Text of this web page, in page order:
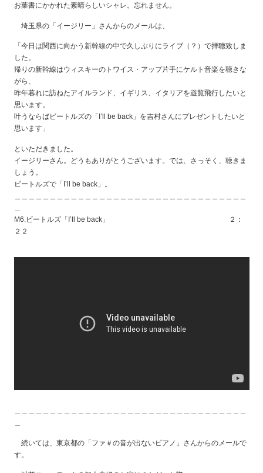
お葉書にかかれた素晴らしいシャレ。忘れません。
埼玉県の「イージリー」さんからのメールは、
「今日は関西に向かう新幹線の中で久しぶりにライブ（？）で拝聴致しま
した。
帰りの新幹線はウィスキーのトワイス・アップ片手にケルト音楽を聴きな
がら、
昨年暮れに訪ねたアイルランド、イギリス、イタリアを遊覧飛行したいと
思います。
叶うならばビートルズの「I’ll be back」を吉村さんにプレゼントしたいと
思います」
といただきました。
イージリーさん。どうもありがとうございます。では、さっそく、聴きま
しょう。
ビートルズで「I’ll be back」。
M6.ビートルズ「I’ll be back」 ２：
２２
続いては、東京都の「ファ＃の音が出ないピアノ」さんからのメールで
す。